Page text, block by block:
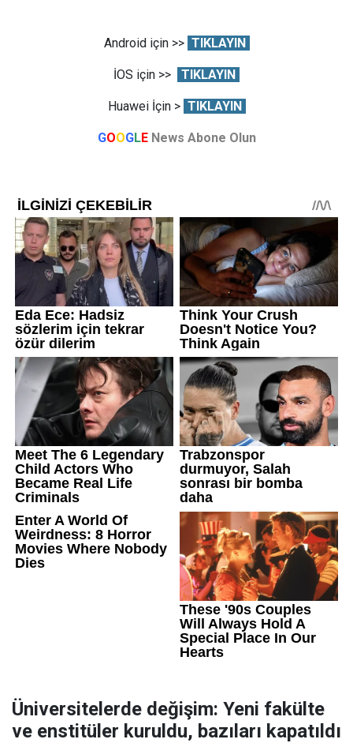
Android için >> TIKLAYIN
İOS için >> TIKLAYIN
Huawei İçin > TIKLAYIN
GOOGLE News Abone Olun
Üniversitelerde değişim: Yeni fakülte
ve enstitüler kuruldu, bazıları kapatıldı